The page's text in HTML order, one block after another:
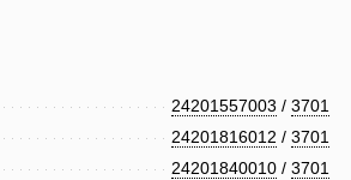
24201557003 / 3701
24201816012 / 3701
24201840010 / 3701